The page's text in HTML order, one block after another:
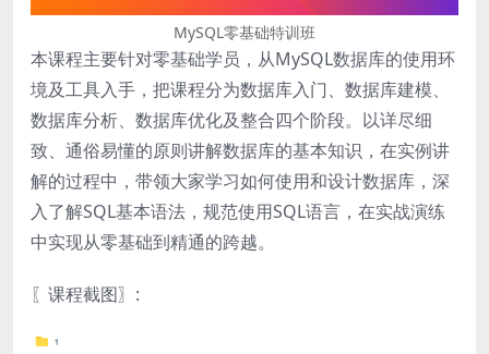
MySQL零基础特训班
本课程主要针对零基础学员，从MySQL数据库的使用环
境及工具入手，把课程分为数据库入门、数据库建模、
数据库分析、数据库优化及整合四个阶段。以详尽细
致、通俗易懂的原则讲解数据库的基本知识，在实例讲
解的过程中，带领大家学习如何使用和设计数据库，深
入了解SQL基本语法，规范使用SQL语言，在实战演练
中实现从零基础到精通的跨越。
〖课程截图〗: